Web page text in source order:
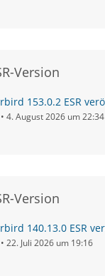
Version
153.0.2 ESR
4. August 2026 um 22:34
Version
140.13.0 ESR
22. Juli 2026 um 19:16